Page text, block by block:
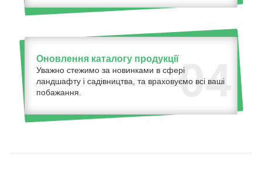
04
Оновлення каталогу продукції
Уважно стежимо за новинками в сфері
ландшафту і садівництва, та враховуємо всі ваші
побажання.